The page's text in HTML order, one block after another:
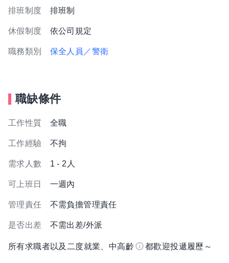
排班制度 排班制
休假制度 依公司規定
職務類別 保全人員／警衛
職缺條件
工作性質 全職
工作經驗 不拘
需求人數 1 - 2人
可上班日 一週內
管理責任 不需負擔管理責任
是否出差 不需出差/外派
所有求職者以及二度就業、中高齡 都歡迎投遞履歷～